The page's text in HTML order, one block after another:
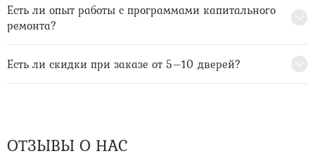
Есть ли опыт работы с программами капитального
ремонта?
Есть ли скидки при заказе от 5–10 дверей?
ОТЗЫВЫ О НАС